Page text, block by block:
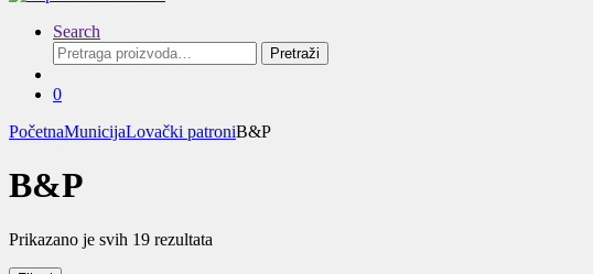
Search
Pretraga
za:
Pretraži
0
PočetnaMunicijaLovački patroniB&P
B&P
Prikazano je svih 19 rezultata